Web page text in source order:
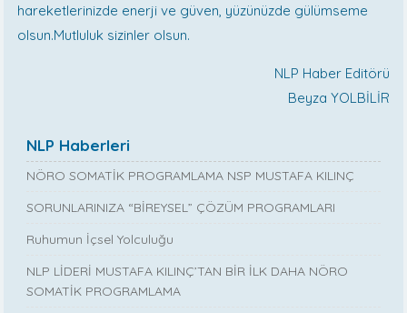
hareketlerinizde enerji ve güven, yüzünüzde gülümseme
olsun.Mutluluk sizinler olsun.
NLP Haber Editörü
Beyza YOLBİLİR
NLP Haberleri
NÖRO SOMATİK PROGRAMLAMA NSP MUSTAFA KILINÇ
SORUNLARINIZA “BİREYSEL” ÇÖZÜM PROGRAMLARI
Ruhumun İçsel Yolculuğu
NLP LİDERİ MUSTAFA KILINÇ’TAN BİR İLK DAHA NÖRO
SOMATİK PROGRAMLAMA